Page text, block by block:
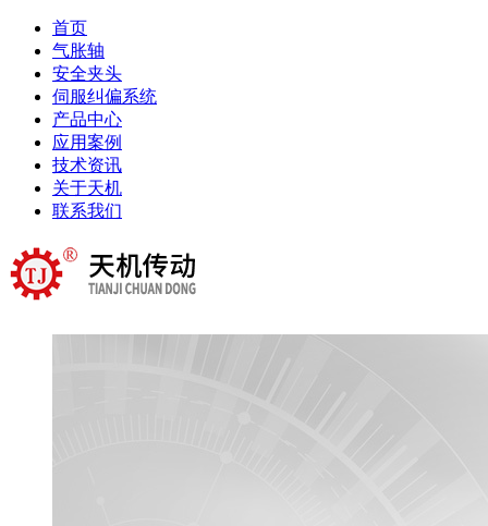
首页
气胀轴
安全夹头
伺服纠偏系统
产品中心
应用案例
技术资讯
关于天机
联系我们